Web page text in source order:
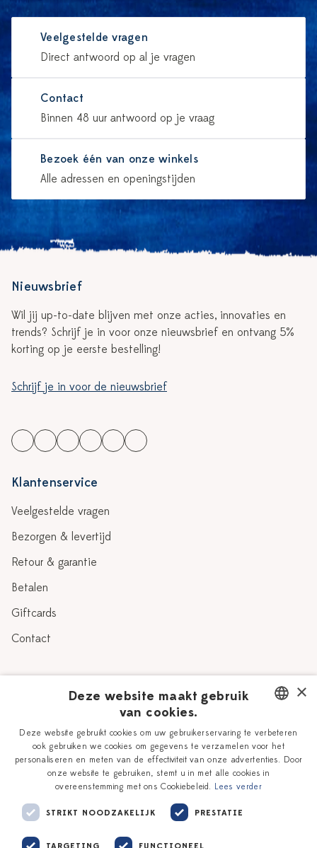
Veelgestelde vragen
Direct antwoord op al je vragen
Contact
Binnen 48 uur antwoord op je vraag
Bezoek één van onze winkels
Alle adressen en openingstijden
Nieuwsbrief
Wil jij up-to-date blijven met onze acties, innovaties en
trends? Schrijf je in voor onze nieuwsbrief en ontvang 5%
korting op je eerste bestelling!
Schrijf je in voor de nieuwsbrief
Klantenservice
Veelgestelde vragen
Bezorgen & levertijd
Retour & garantie
Betalen
Giftcards
Contact
Verhaal
Onze plateelschilders
Delfts Blauw
Workshops
Vacatures
Zakelijk
DUTCH
ENGLISH
×
Deze website maakt gebruik
van cookies.
Deze website gebruikt cookies om uw gebruikerservaring te verbeteren
ook gebruiken we cookies om gegevens te verzamelen voor het
personaliseren en meten van de effectiviteit van onze advertenties. Door
onze website te gebruiken, stemt u in met alle cookies in
overeenstemming met ons Cookiebeleid. Lees verder
STRIKT NOODZAKELIJK PRESTATIE
TARGETING FUNCTIONEEL